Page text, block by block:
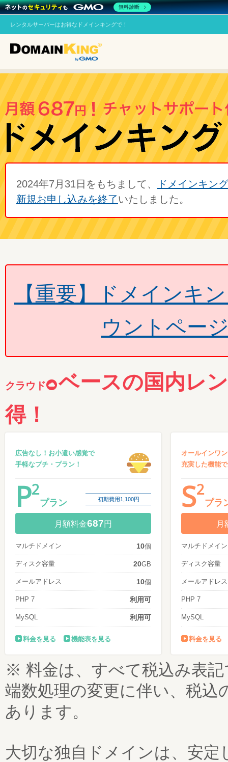
レンタルサーバーはお得なドメインキングで！
2024年7月31日をもちまして、
ドメインキン
新規お申し込みを終了いたしました。
【重要】ドメインキ
ウントペー
クラウド
ベースの国内レ
得！
広告なし！お小遣い感覚で
手軽なプチ・プラン！
P2
プラン 初期費用1,100円
月額料金687 円
マルチドメイン 10個
ディスク容量 20GB
メールアドレス 10個
PHP 7 利用可
MySQL 利用可
料金を見る 機能表を見る
オールインワ
充実した機能
S2
プラ
月
マルチドメイン
ディスク容量
メールアドレス
PHP 7
MySQL
料金を見る
※ 料金は、すべて税込み表
端数処理の変更に伴い、税込
あります。
大切な独自ドメインは、安
無料診断